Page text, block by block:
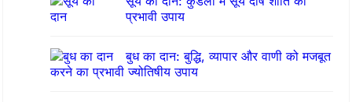
का
प्रभावी उपाय
बुध का दान: बुद्धि, व्यापार और वाणी को मजबूत
करने का प्रभावी ज्योतिषीय उपाय